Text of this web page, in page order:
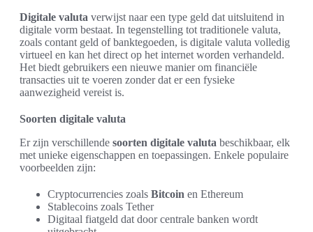
Digitale valuta verwijst naar een type geld dat uitsluitend in
digitale vorm bestaat. In tegenstelling tot traditionele valuta,
zoals contant geld of banktegoeden, is digitale valuta volledig
virtueel en kan het direct op het internet worden verhandeld.
Het biedt gebruikers een nieuwe manier om financiële
transacties uit te voeren zonder dat er een fysieke
aanwezigheid vereist is.
Soorten digitale valuta
Er zijn verschillende soorten digitale valuta beschikbaar, elk
met unieke eigenschappen en toepassingen. Enkele populaire
voorbeelden zijn:
Cryptocurrencies zoals Bitcoin en Ethereum
Stablecoins zoals Tether
Digitaal fiatgeld dat door centrale banken wordt